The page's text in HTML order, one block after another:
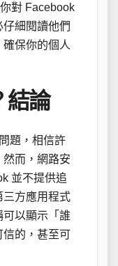
對 Facebook
細閱讀他們
保你的個人
結論
題，相信許
而，網路安
並不提供追
三方應用程式
以顯示「誰
信的，甚至可